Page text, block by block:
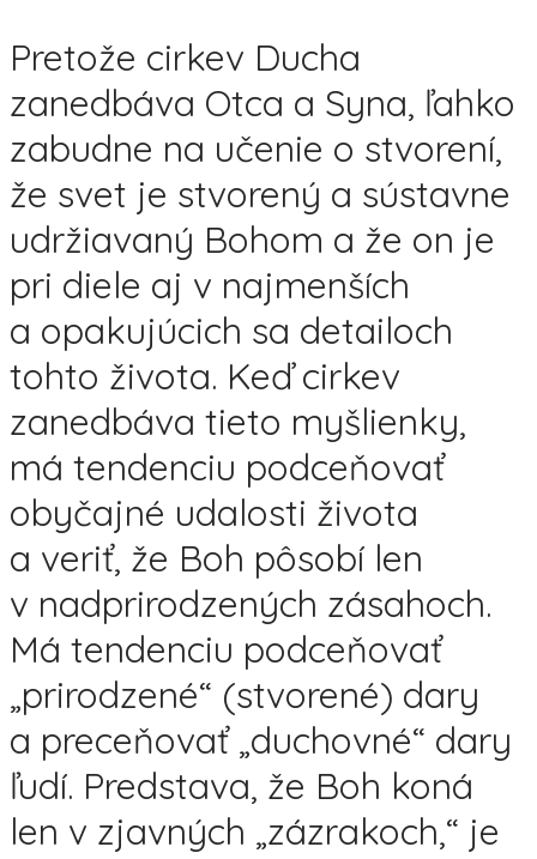
Pretože cirkev Ducha
zanedbáva Otca a Syna, ľahko
zabudne na učenie o stvorení,
že svet je stvorený a sústavne
udržiavaný Bohom a že on je
pri diele aj v najmenších
a opakujúcich sa detailoch
tohto života. Keď cirkev
zanedbáva tieto myšlienky,
má tendenciu podceňovať
obyčajné udalosti života
a veriť, že Boh pôsobí len
v nadprirodzených zásahoch.
Má tendenciu podceňovať
„prirodzené“ (stvorené) dary
a preceňovať „duchovné“ dary
ľudí. Predstava, že Boh koná
len v zjavných „zázrakoch,“ je